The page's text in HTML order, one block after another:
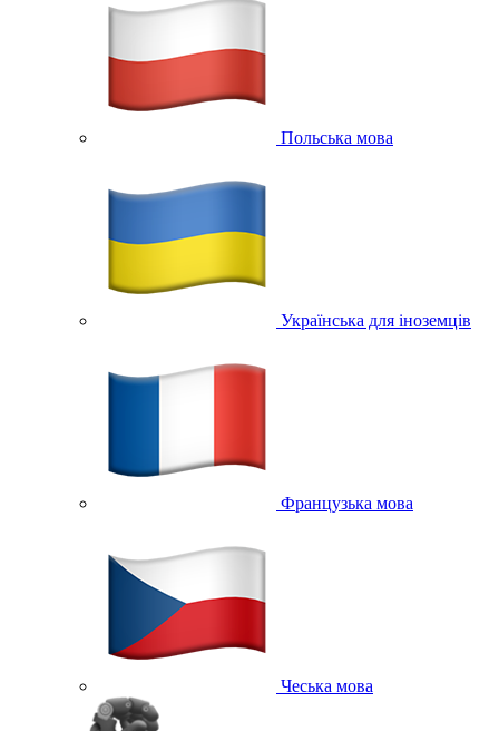
Польська мова
Українська для іноземців
Французька мова
Чеська мова